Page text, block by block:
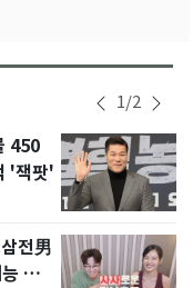
1/2
450
'잭팟'
전男
화